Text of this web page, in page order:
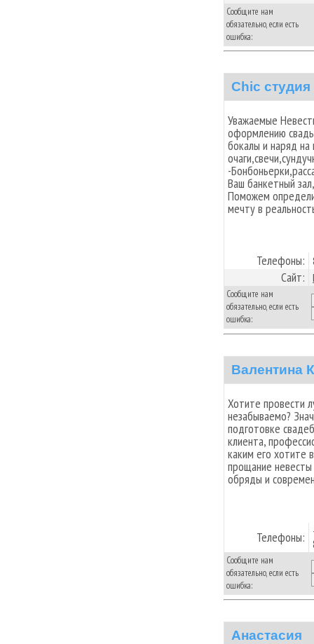
Сообщите нам
обязательно, если есть
ошибка:
Chic
Уважаемые
оформлению
бокалы и наряд
-
Ваш банкетный
Поможем
мечту в
Телефоны:
Сайт:
Сообщите нам
обязательно, если есть
ошибка:
Валентина
Хотите провести
незабываемо?
подготовке
клиента,
каким его хотите
прощание
обряды и
Телефоны:
Сообщите нам
обязательно, если есть
ошибка:
Анастасия